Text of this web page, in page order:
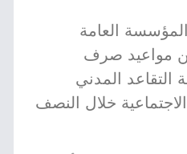
العامة
عن مواعيد صرف
التقاعد المدني
خلال النصف